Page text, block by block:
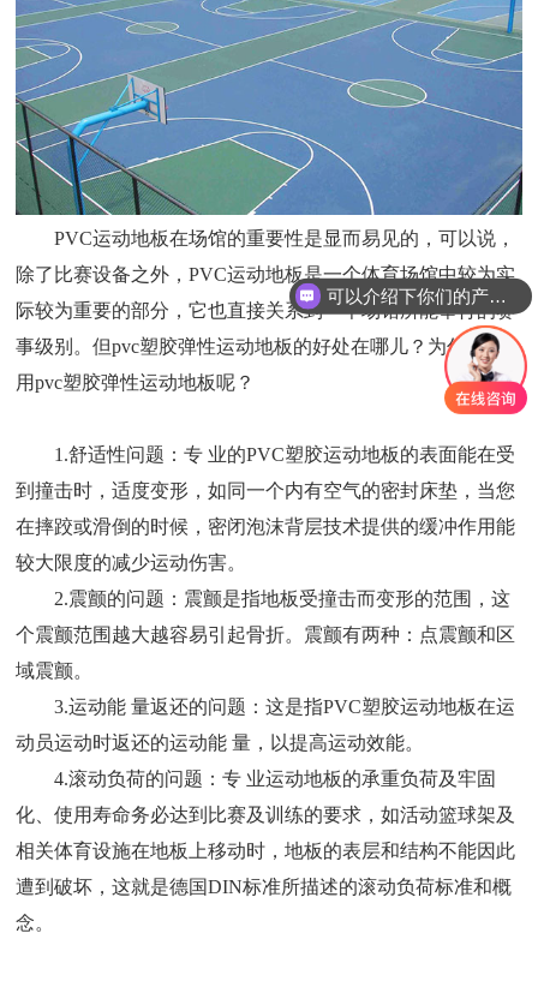
PVC运动地板在场馆的重要性是显而易见的，可以说，
除了比赛设备之外，PVC运动地板是一个体育场馆中较为实
际较为重要的部分，它也直接关系到一个场馆所能举行的赛
事级别。但pvc塑胶弹性运动地板的好处在哪儿？为什么要
用pvc塑胶弹性运动地板呢？
1.舒适性问题：专 业的PVC塑胶运动地板的表面能在受
到撞击时，适度变形，如同一个内有空气的密封床垫，当您
在摔跤或滑倒的时候，密闭泡沫背层技术提供的缓冲作用能
较大限度的减少运动伤害。
2.震颤的问题：震颤是指地板受撞击而变形的范围，这
个震颤范围越大越容易引起骨折。震颤有两种：点震颤和区
域震颤。
3.运动能 量返还的问题：这是指PVC塑胶运动地板在运
动员运动时返还的运动能 量，以提高运动效能。
4.滚动负荷的问题：专 业运动地板的承重负荷及牢固
化、使用寿命务必达到比赛及训练的要求，如活动篮球架及
相关体育设施在地板上移动时，地板的表层和结构不能因此
遭到破坏，这就是德国DIN标准所描述的滚动负荷标准和概
念。
可以介绍下你们的产品么